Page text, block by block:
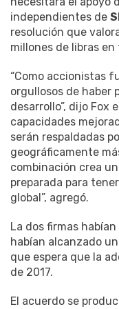
independientes de
resolución que
millones de libras
“Como accionistas
orgullosos de haber
desarrollo”, dijo Fox
capacidades
serán respaldadas
geográficamente
combinación crea
preparada para
global”, agregó.
La dos firmas
habían alcanzado
que espera que la
de 2017.
El acuerdo se